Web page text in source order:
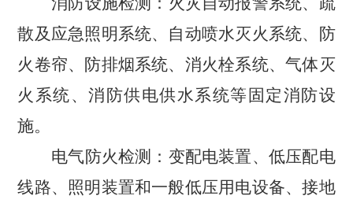
散及应急照明系统、自动喷水灭火系统、防
火卷帘、防排烟系统、消火栓系统、气体灭
火系统、消防供电供水系统等固定消防设
施。
电气防火检测：变配电装置、低压配电
线路、照明装置和一般低压用电设备、接地